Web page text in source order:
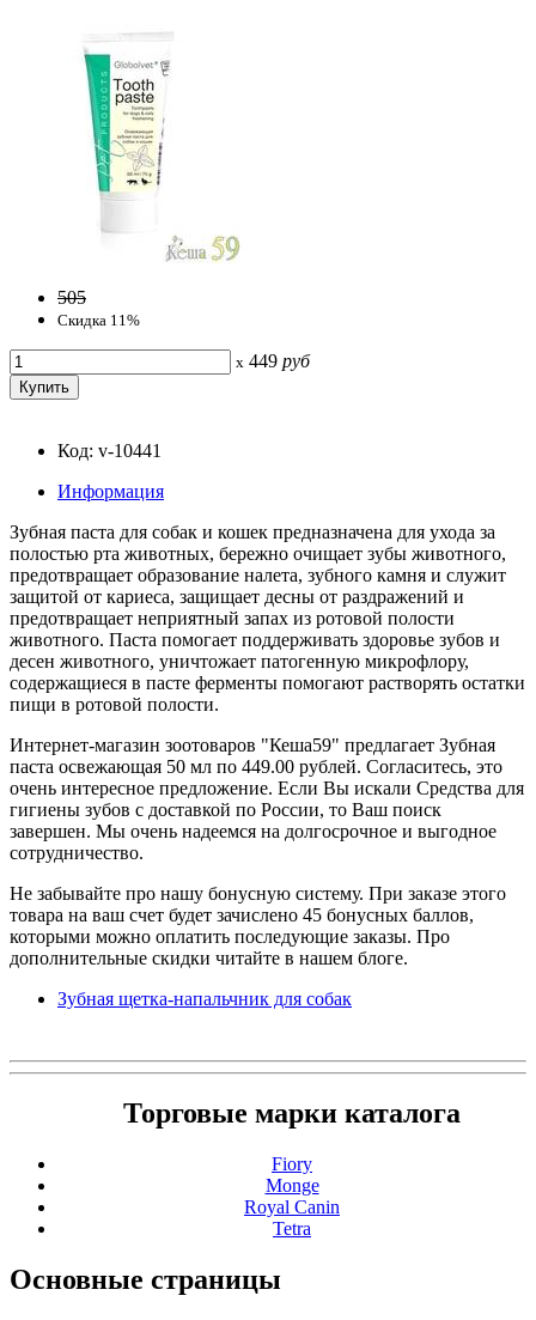
505
Скидка 11%
x 449 руб
Код: v-10441
Информация
Зубная паста для собак и кошек предназначена для ухода за
полостью рта животных, бережно очищает зубы животного,
предотвращает образование налета, зубного камня и служит
защитой от кариеса, защищает десны от раздражений и
предотвращает неприятный запах из ротовой полости
животного. Паста помогает поддерживать здоровье зубов и
десен животного, уничтожает патогенную микрофлору,
содержащиеся в пасте ферменты помогают растворять остатки
пищи в ротовой полости.
Интернет-магазин зоотоваров "Кеша59" предлагает Зубная
паста освежающая 50 мл по 449.00 рублей. Согласитесь, это
очень интересное предложение. Если Вы искали Средства для
гигиены зубов с доставкой по России, то Ваш поиск
завершен. Мы очень надеемся на долгосрочное и выгодное
сотрудничество.
Не забывайте про нашу бонусную систему. При заказе этого
товара на ваш счет будет зачислено 45 бонусных баллов,
которыми можно оплатить последующие заказы. Про
дополнительные скидки читайте в нашем блоге.
Зубная щетка-напальчник для собак
Торговые марки каталога
Fiory
Monge
Royal Canin
Tetra
Основные страницы